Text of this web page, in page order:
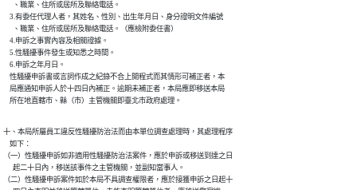
      、職業、住所或居所及聯絡電話。
    3.有委任代理人者，其姓名、性別、出生年月日、身分證明文件編號
      、職業、住所或居所及聯絡電話。（應檢附委任書）
    4.申訴之事實內容及相關證據。
    5.性騷擾事件發生或知悉之時間。
    6.申訴之年月日。
    性騷擾申訴書或言詞作成之紀錄不合上開程式而其情形可補正者，本
    局應通知申訴人於十四日內補正。逾期未補正者，本局應即移送本局
    所在地直轄市、縣（市）主管機關即臺北市政府處理。
十、本局所屬員工違反性騷擾防治法而由本單位調查處理時，其處理程序
    如下：
（一）性騷擾申訴如非適用性騷擾防治法案件，應於申訴或移送到達之日
      起二十日內，移送該事件之主管機關，並副知當事人。
（二）性騷擾申訴案件如於本局不具調查權限者，應於接獲申訴之日起十